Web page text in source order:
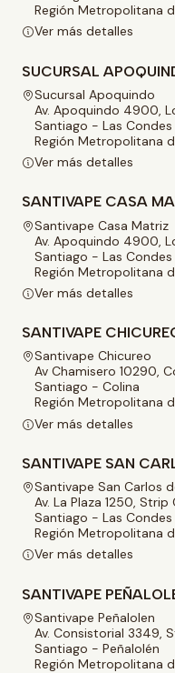
Región Metropolitana
Ver más detalles
SUCURSAL
Sucursal Apoquindo
Av. Apoquindo 4900,
Santiago - Las Condes
Región Metropolitana
Ver más detalles
SANTIVAPE CASA
Santivape Casa Matriz
Av. Apoquindo 4900,
Santiago - Las Condes
Región Metropolitana
Ver más detalles
SANTIVAPE
Santivape Chicureo
Av Chamisero 10290,
Santiago - Colina
Región Metropolitana
Ver más detalles
SANTIVAPE SAN
Santivape San Carlos
Av. La Plaza 1250,
Santiago - Las Condes
Región Metropolitana
Ver más detalles
SANTIVAPE
Santivape Peñalolen
Av. Consistorial 3349,
Santiago - Peñalolén
Región Metropolitana